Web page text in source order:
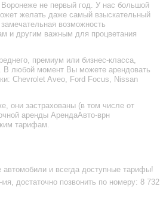
Воронеже не первый год. У нас большой
желать даже самый взыскательный
возможность
и другим важным для процветания
премиум или бизнес-класса,
В любой момент Вы можете арендовать
Chevrolet Aveo, Ford Focus, Nissan
они застрахованы (в том числе от
аренды АрендаАвто-врн
тарифам.
и всегда доступные тарифы!
достаточно позвонить по номеру: 8 732